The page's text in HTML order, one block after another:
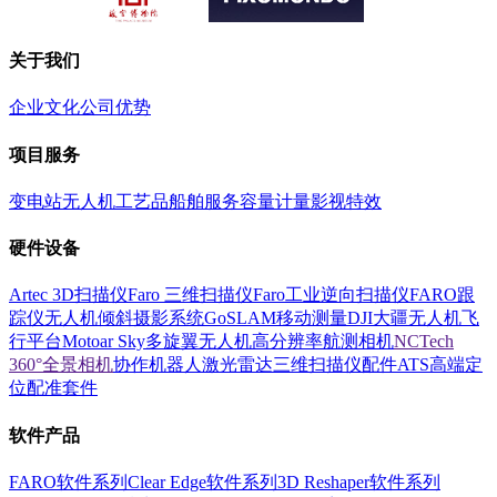
关于我们
企业文化公司优势
项目服务
变电站无人机工艺品船舶服务容量计量影视特效
硬件设备
Artec 3D扫描仪Faro 三维扫描仪Faro工业逆向扫描仪FARO跟
踪仪无人机倾斜摄影系统GoSLAM移动测量DJI大疆无人机飞
行平台Motoar Sky多旋翼无人机高分辨率航测相机NCTech
360°全景相机协作机器人 激光雷达三维扫描仪配件ATS高端定
位配准套件
软件产品
FARO软件系列 Clear Edge软件系列 3D Reshaper软件系列